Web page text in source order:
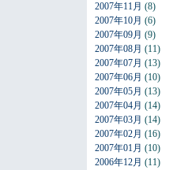
2007年11月 (8)
2007年10月 (6)
2007年09月 (9)
2007年08月 (11)
2007年07月 (13)
2007年06月 (10)
2007年05月 (13)
2007年04月 (14)
2007年03月 (14)
2007年02月 (16)
2007年01月 (10)
2006年12月 (11)